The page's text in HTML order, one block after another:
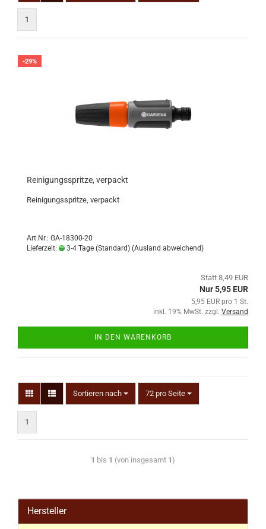
1
-29%
Reinigungsspritze, verpackt
Reinigungsspritze, verpackt
Art.Nr.: GA-18300-20
Lieferzeit:
3-4 Tage (Standard) (Ausland abweichend)
Statt 8,49 EUR
Nur 5,95 EUR
5,95 EUR pro 1 St.
inkl. 19% MwSt. zzgl. Versand
IN DEN WARENKORB
Sortieren nach 72 pro Seite
1
1 bis 1 (von insgesamt 1)
Hersteller